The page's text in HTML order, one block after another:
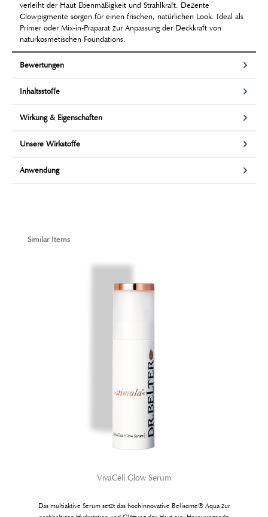
verleiht der Haut Ebenmäßigkeit und Strahlkraft. Dezente
Glowpigmente sorgen für einen frischen, natürlichen Look. Ideal als
Primer oder Mix-in-Präparat zur Anpassung der Deckkraft von
naturkosmetischen Foundations.
Bewertungen
Inhaltsstoffe
Wirkung & Eigenschaften
Unsere Wirkstoffe
Anwendung
Produktgalerie überspringen
Similar Items
VivaCell Glow Serum
Das multiaktive Serum setzt das hochinnovative Belisome® Aqua zur